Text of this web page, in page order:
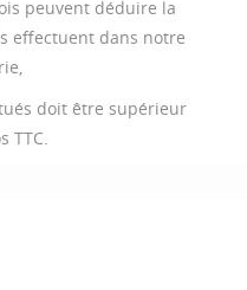
peuvent déduire la
effectuent dans notre
doit être supérieur
TTC.